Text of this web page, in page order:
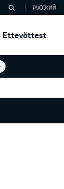
Ettevõttest
РУССКИЙ